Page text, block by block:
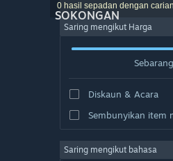
SOKONGAN
0 hasil sepadan dengan
Saring mengikut Harga
Diskaun & Acara
Sembunyikan item
Saring mengikut bahasa